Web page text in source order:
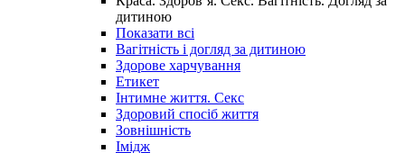
дитиною
Показати всі
Вагітність і догляд за дитиною
Здорове харчування
Етикет
Інтимне життя. Секс
Здоровий спосіб життя
Зовнішність
Імідж